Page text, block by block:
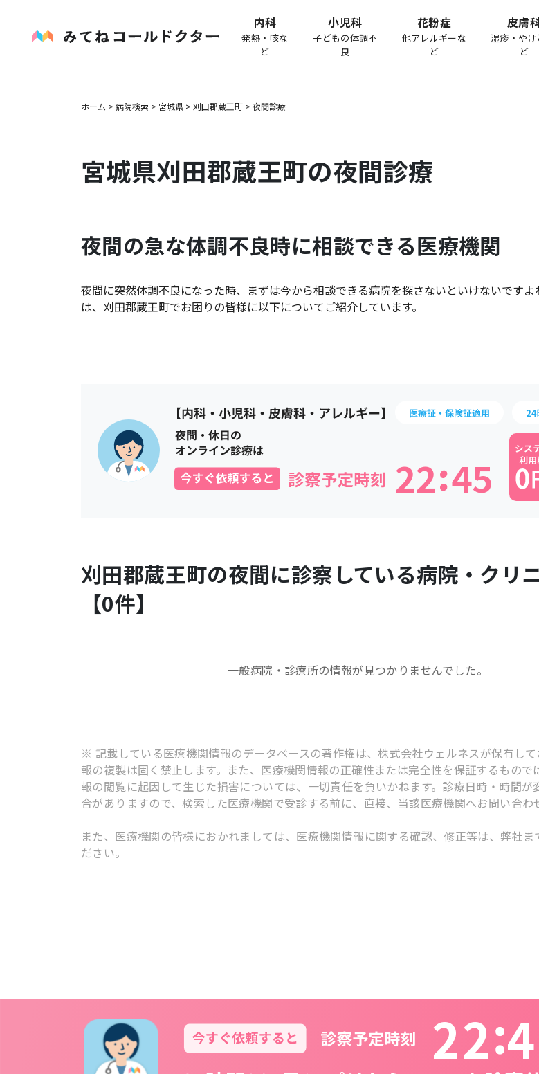
内科
発熱・咳な
ど
小児科
子どもの体調不
良
花粉症
他アレルギーな
ど
皮膚
湿疹・やけ
ど
ホーム > 病院検索 > 宮城県 > 刈田郡蔵王町 > 夜間診療
宮城県刈田郡蔵王町の夜間診療
夜間の急な体調不良時に相談できる医療機関
夜間に突然体調不良になった時、まずは今から相談できる病院を探さないといけないです
は、 刈田郡蔵王町でお困りの皆様に以下についてご紹介しています。
22 45
:
刈田郡蔵王町の夜間に診察している病院・クリ
【0件】
一般病院・診療所の情報が見つかりませんでした。
※ 記載している医療機関情報のデータベースの著作権は、株式会社ウェルネスが保有し
報の複製は固く禁止します。また、医療機関情報の正確性または完全性を保証するもので
報の閲覧に起因して生じた損害については、一切責任を負いかねます。診療日時・時間が
合がありますので、検索した医療機関で受診する前に、直接、当該医療機関へお問い合わ
また、医療機関の皆様におかれましては、医療機関情報に関する確認、修正等は、弊社ま
ださい。
22 4